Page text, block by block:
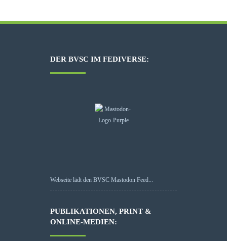
DER BVSC IM FEDIVERSE:
Webseite lädt den BVSC Mastodon Feed...
PUBLIKATIONEN, PRINT &
ONLINE-MEDIEN: